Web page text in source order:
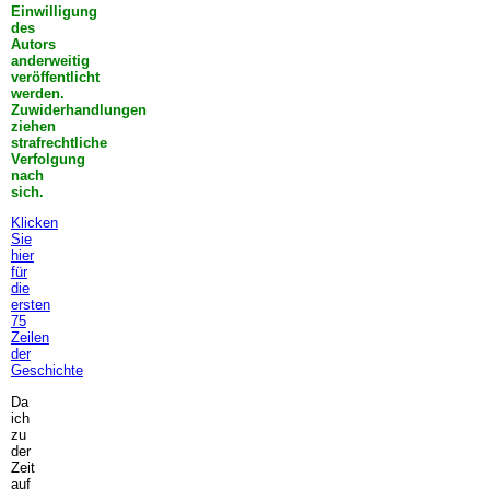
Einwilligung
des
Autors
anderweitig
veröffentlicht
werden.
Zuwiderhandlungen
ziehen
strafrechtliche
Verfolgung
nach
sich.
Klicken
Sie
hier
für
die
ersten
75
Zeilen
der
Geschichte
Da
ich
zu
der
Zeit
auf